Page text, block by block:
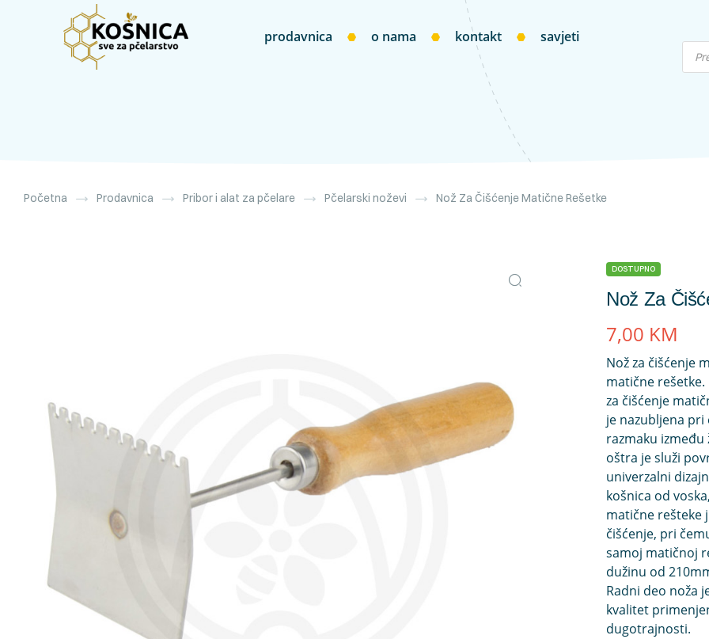
prodavnica o nama kontakt savjeti
Početna Prodavnica Pribor i alat za pčelare Pčelarski noževi Nož Za Čišćenje Matične Rešetke
DOSTUPNO
Nož Za
7,00 KM
Nož za čišćenje
matične
za čišćenje
je nazubljena
razmaku
oštra je služi
univerzalni
košnica od
matične rešteke
čišćenje, pri
samoj matičnoj
dužinu od
Radni deo noža
kvalitet
dugotrajnosti.